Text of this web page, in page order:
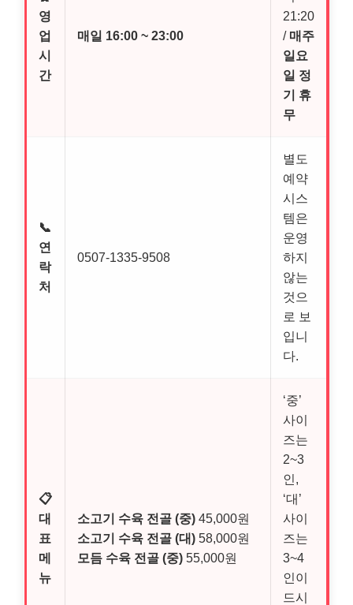
영
업
시
간
매일 16:00 ~ 23:00
21:20
/ 매주
일요
일 정
기 휴
무
📞
연
락
처
0507-1335-9508
별도
예약
시스
템은
운영
하지
않는
것으
로 보
입니
다.
📋
대
표
메
뉴
소고기 수육 전골 (중) 45,000원
소고기 수육 전골 (대) 58,000원
모듬 수육 전골 (중) 55,000원
‘중’
사이
즈는
2~3
인,
‘대’
사이
즈는
3~4
인이
드시